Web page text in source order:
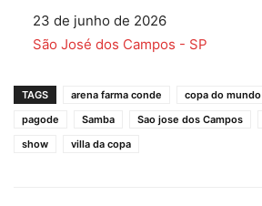
Data
23 de junho de 2026
Em relação a
São José dos Campos - SP
TAGS arena farma conde copa do mundo
pagode
Samba Sao jose dos Campos
show
villa da copa